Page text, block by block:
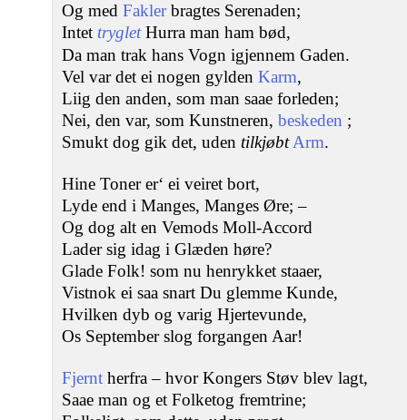
Og med Faklerbragtes Serenaden;
Intet trygletHurra man ham bød,
Da man trak hans Vogn igjennem Gaden.
Vel var det ei nogen gylden Karm,
Liig den anden, som man saae forleden;
Nei, den var, som Kunstneren, beskeden ;
Smukt dog gik det, uden tilkjøbt Arm.
Hine Toner er‘ ei veiret bort,
Lyde end i Manges, Manges Øre; ‒
Og dog alt en Vemods Moll-Accord
Lader sig idag i Glæden høre?
Glade Folk! som nu henrykket staaer,
Vistnok ei saa snart Du glemme Kunde,
Hvilken dyb og varig Hjertevunde,
Os September slog forgangen Aar!
Fjernt herfra ‒ hvor Kongers Støv blev lagt,
Saae man og et Folketog fremtrine;